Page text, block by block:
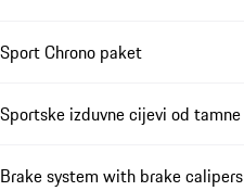
Sport Chrono paket
Sportske izduvne cijevi od
Brake system with brake